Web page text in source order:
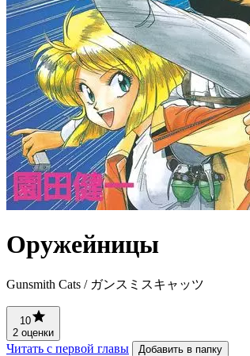
Оружейницы
Gunsmith Cats / ガンスミスキャッツ
10
2 оценки
Читать с первой главы Добавить в папку